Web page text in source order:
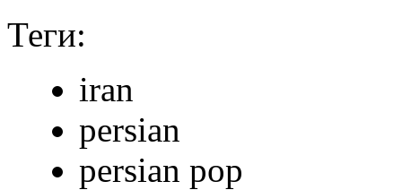
Теги:
iran
persian
persian pop